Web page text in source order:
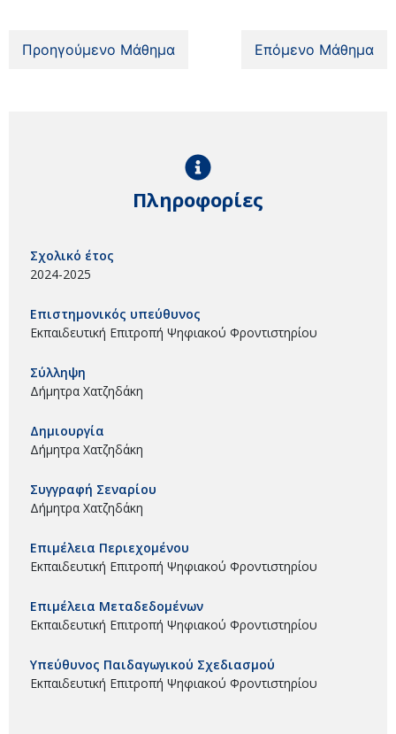
Προηγούμενο Μάθημα Επόμενο Μάθημα
Πληροφορίες
Σχολικό έτος
2024-2025
Επιστημονικός υπεύθυνος
Εκπαιδευτική Επιτροπή Ψηφιακού Φροντιστηρίου
Σύλληψη
Δήμητρα Χατζηδάκη
Δημιουργία
Δήμητρα Χατζηδάκη
Συγγραφή Σεναρίου
Δήμητρα Χατζηδάκη
Επιμέλεια Περιεχομένου
Εκπαιδευτική Επιτροπή Ψηφιακού Φροντιστηρίου
Επιμέλεια Μεταδεδομένων
Εκπαιδευτική Επιτροπή Ψηφιακού Φροντιστηρίου
Υπεύθυνος Παιδαγωγικού Σχεδιασμού
Εκπαιδευτική Επιτροπή Ψηφιακού Φροντιστηρίου